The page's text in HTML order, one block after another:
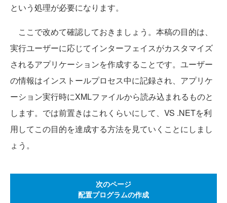
という処理が必要になります。
ここで改めて確認しておきましょう。本稿の目的は、
実行ユーザーに応じてインターフェイスがカスタマイズ
されるアプリケーションを作成することです。ユーザー
の情報はインストールプロセス中に記録され、アプリケ
ーション実行時にXMLファイルから読み込まれるものと
します。では前置きはこれくらいにして、VS .NETを利
用してこの目的を達成する方法を見ていくことにしまし
ょう。
次のページ
配置プログラムの作成